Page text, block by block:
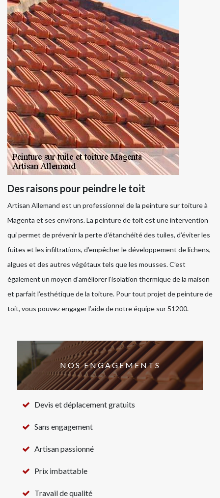
Des raisons pour peindre le toit
Artisan Allemand est un professionnel de la peinture sur toiture à
Magenta et ses environs. La peinture de toit est une intervention
qui permet de prévenir la perte d’étanchéité des tuiles, d’éviter les
fuites et les infiltrations, d’empêcher le développement de lichens,
algues et des autres végétaux tels que les mousses. C’est
également un moyen d’améliorer l’isolation thermique de la maison
et parfait l’esthétique de la toiture. Pour tout projet de peinture de
toit, vous pouvez engager l’aide de notre équipe sur 51200.
NOS ENGAGEMENTS
Devis et déplacement gratuits
Sans engagement
Artisan passionné
Prix imbattable
Travail de qualité